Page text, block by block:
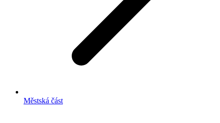
Městská část